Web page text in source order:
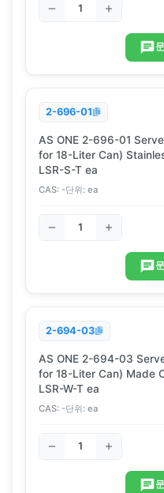
2-696-01
AS ONE 2-696-01
for 18-Liter Can)
LSR-S-T ea
CAS: -단위: ea
2-694-03
AS ONE 2-694-03
for 18-Liter Can) Made
LSR-W-T ea
CAS: -단위: ea